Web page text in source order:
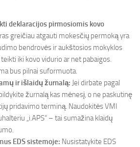
deklaracijos pirmosiomis kovo
greičiau atgauti mokesčių permoką yra
bendrovės ir aukštosios mokyklos
iki kovo vidurio ar net pabaigos.
bus pilnai suformuota.
ir išlaidų žurnalą: Jei dirbate pagal
žurnalą kas mėnesį, o ne paskutinę
pridavimo terminą. Naudokitės VMI
„i.APS“ – tai sumažina klaidų
EDS sistemoje: Nusistatykite EDS